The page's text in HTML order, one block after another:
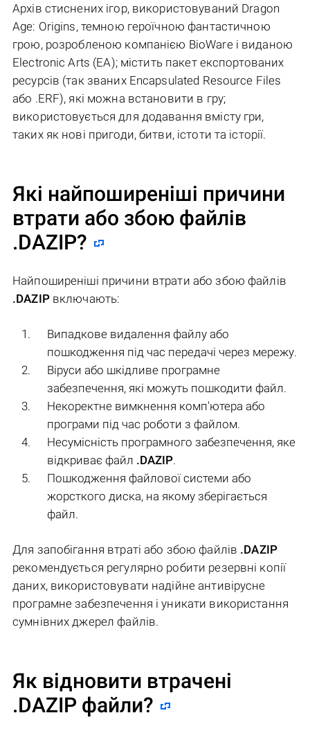
Архів стиснених ігор, використовуваний Dragon
Age: Origins, темною героїчною фантастичною
грою, розробленою компанією BioWare і виданою
Electronic Arts (EA); містить пакет експортованих
ресурсів (так званих Encapsulated Resource Files
або .ERF), які можна встановити в гру;
використовується для додавання вмісту гри,
таких як нові пригоди, битви, істоти та історії.
Які найпоширеніші причини
втрати або збою файлів
.DAZIP?
Найпоширеніші причини втрати або збою файлів
.DAZIPвключають:
Випадкове видалення файлу або
пошкодження під час передачі через мережу.
Віруси або шкідливе програмне
забезпечення, які можуть пошкодити файл.
Некоректне вимкнення комп'ютера або
програми під час роботи з файлом.
Несумісність програмного забезпечення, яке
відкриває файл .DAZIP.
Пошкодження файлової системи або
жорсткого диска, на якому зберігається
файл.
Для запобігання втраті або збою файлів .DAZIP
рекомендується регулярно робити резервні копії
даних, використовувати надійне антивірусне
програмне забезпечення і уникати використання
сумнівних джерел файлів.
Як відновити втрачені
.DAZIP файли?